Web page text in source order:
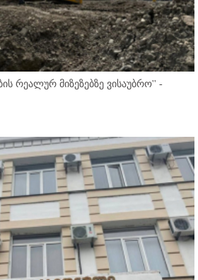
რეალურ მიზეზებზე ვისაუბრო'' -